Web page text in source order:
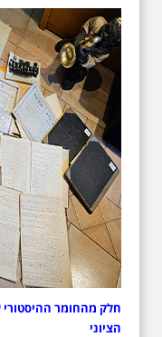
חלק מהחומר ההיסטורי
הציוני